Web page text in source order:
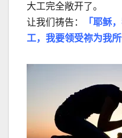
大工完全敞开了。
让我们祷告：
「耶稣
工，我要领受祢为我所